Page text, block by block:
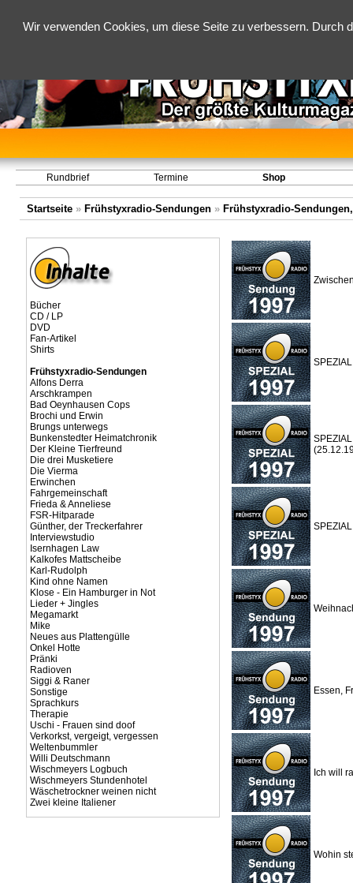
Wir verwenden Cookies, um diese Seite zu verbessern.
Rundbrief Termine Shop
Startseite» Frühstyxradio-Sendungen» Frühstyxradio-
Bücher
CD / LP
DVD
Fan-Artikel
Shirts
Frühstyxradio-Sendungen
Alfons Derra
Arschkrampen
Bad Oeynhausen Cops
Brochi und Erwin
Brungs unterwegs
Bunkenstedter Heimatchronik
Der Kleine Tierfreund
Die drei Musketiere
Die Vierma
Erwinchen
Fahrgemeinschaft
Frieda & Anneliese
FSR-Hitparade
Günther, der Treckerfahrer
Interviewstudio
Isernhagen Law
Kalkofes Mattscheibe
Karl-Rudolph
Kind ohne Namen
Klose - Ein Hamburger in Not
Lieder + Jingles
Megamarkt
Mike
Neues aus Plattengülle
Onkel Hotte
Pränki
Radioven
Siggi & Raner
Sonstige
Sprachkurs
Therapie
Uschi - Frauen sind doof
Verkorkst, vergeigt, vergessen
Weltenbummler
Willi Deutschmann
Wischmeyers Logbuch
Wischmeyers Stundenhotel
Wäschetrockner weinen nicht
Zwei kleine Italiener
Essen,
Ich will
Wohin